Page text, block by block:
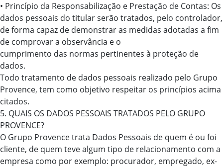
• Princípio da Responsabilização e Prestação de Contas: Os
dados pessoais do titular serão tratados, pelo controlador,
de forma capaz de demonstrar as medidas adotadas a fim
de comprovar a observância e o
cumprimento das normas pertinentes à proteção de
dados.
Todo tratamento de dados pessoais realizado pelo Grupo
Provence, tem como objetivo respeitar os princípios acima
citados.
5. QUAIS OS DADOS PESSOAIS TRATADOS PELO GRUPO
PROVENCE?
O Grupo Provence trata Dados Pessoais de quem é ou foi
cliente, de quem teve algum tipo de relacionamento com a
empresa como por exemplo: procurador, empregado, ex-